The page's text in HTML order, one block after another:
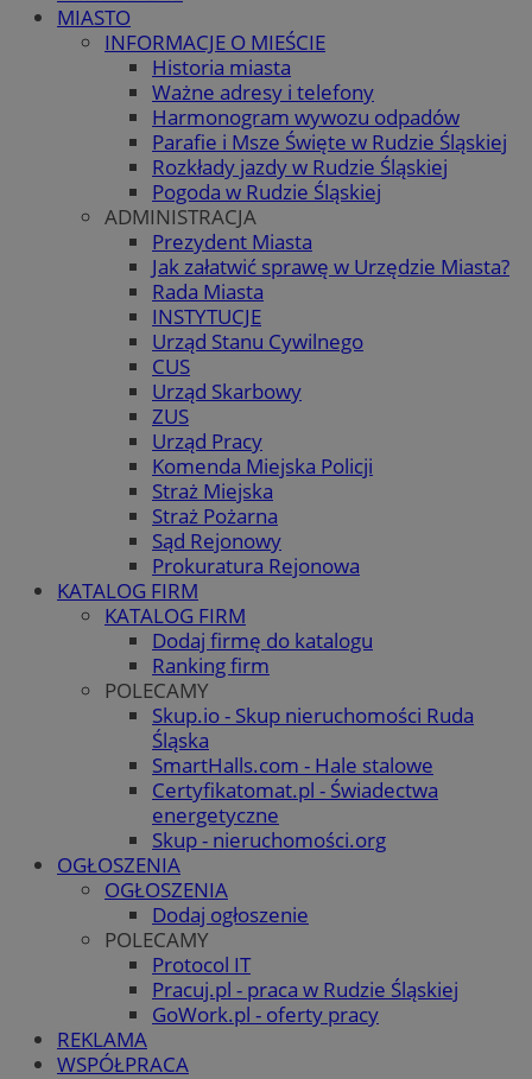
MIASTO
INFORMACJE O MIEŚCIE
Historia miasta
Ważne adresy i telefony
Harmonogram wywozu odpadów
Parafie i Msze Święte w Rudzie Śląskiej
Rozkłady jazdy w Rudzie Śląskiej
Pogoda w Rudzie Śląskiej
ADMINISTRACJA
Prezydent Miasta
Jak załatwić sprawę w Urzędzie Miasta?
Rada Miasta
INSTYTUCJE
Urząd Stanu Cywilnego
CUS
Urząd Skarbowy
ZUS
Urząd Pracy
Komenda Miejska Policji
Straż Miejska
Straż Pożarna
Sąd Rejonowy
Prokuratura Rejonowa
KATALOG FIRM
KATALOG FIRM
Dodaj firmę do katalogu
Ranking firm
POLECAMY
Skup.io - Skup nieruchomości Ruda
Śląska
SmartHalls.com - Hale stalowe
Certyfikatomat.pl - Świadectwa
energetyczne
Skup - nieruchomości.org
OGŁOSZENIA
OGŁOSZENIA
Dodaj ogłoszenie
POLECAMY
Protocol IT
Pracuj.pl - praca w Rudzie Śląskiej
GoWork.pl - oferty pracy
REKLAMA
WSPÓŁPRACA